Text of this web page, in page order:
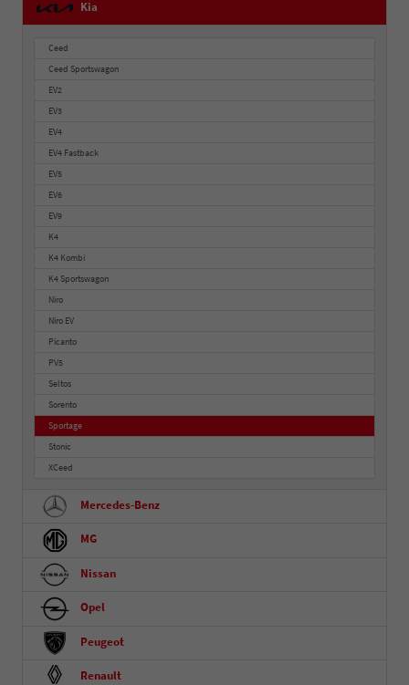
Kia
Ceed
Ceed Sportswagon
EV2
EV3
EV4
EV4 Fastback
EV5
EV6
EV9
K4
K4 Kombi
K4 Sportswagon
Niro
Niro EV
Picanto
PV5
Seltos
Sorento
Sportage
Stonic
XCeed
Mercedes-Benz
MG
Nissan
Opel
Peugeot
Renault